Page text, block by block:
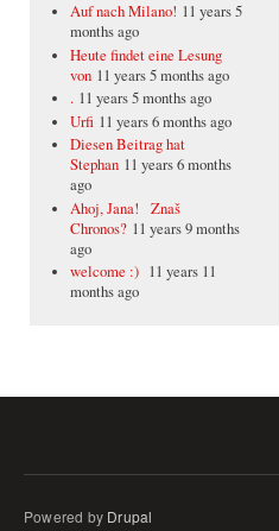
Auf nach Milano! 11 years 5
months ago
Heute findet eine Lesung
von 11 years 5 months ago
. 11 years 5 months ago
Urfi 11 years 6 months ago
Diesen Beitrag hat
Stephan 11 years 6 months
ago
Ahoj, Jana! Znaš
Chronos? 11 years 9 months
ago
welcome :) 11 years 11
months ago
Powered by Drupal